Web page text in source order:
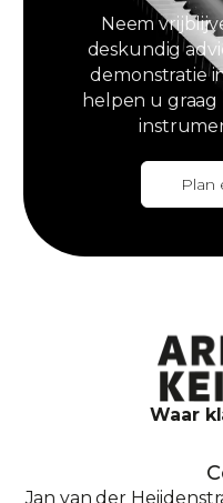
Neem
deskundig
demonstratie
helpen u
Plan
Waar
Jan van der